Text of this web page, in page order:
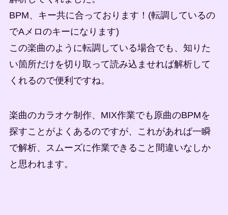
BPM、キー共に合っております！(転調しているの
でAメロのキーになります)
この楽曲のように転調している場合でも、知りた
い箇所だけを切り取って読み込ませれば解析して
くれるので便利ですね。
楽曲のカラオケ制作、MIX作業でも原曲のBPMを
探すことがよくあるのですが、これがあれば一瞬
で解析、スムーズに作業できること間違いなしか
と思われます。